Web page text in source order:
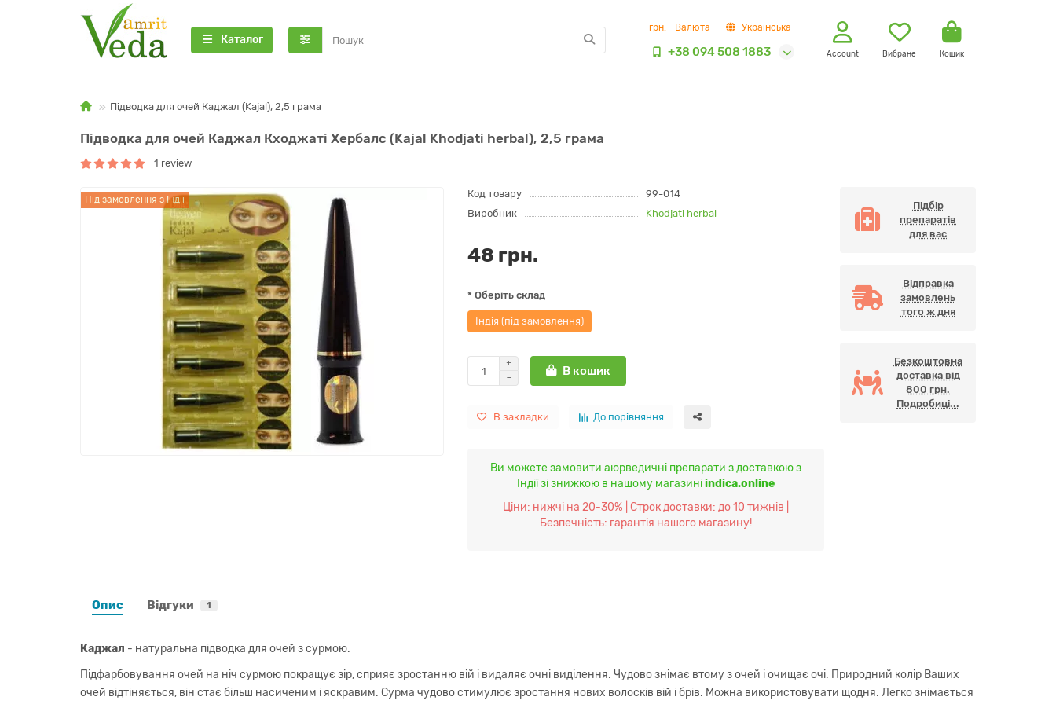
Каталог
грн. Валюта Українська
+38 094 508 1883 Account Вибране Кошик
Підводка для очей Каджал (Kajal), 2,5 грама
Підводка для очей Каджал Кходжаті Хербалс (Kajal Khodjati herbal), 2,5 грама
1 review
Під замовлення з Індії Код товару
99-014
Виробник
Khodjati herbal
48 грн.
* Оберіть склад
Індія (під замовлення)
В кошик
В закладки До порівняння
Ви можете замовити аюрведичні препарати з доставкою з
Індії зі знижкою в нашому магазиніindica.online
Ціни: нижчі на 20-30% | Строк доставки: до 10 тижнів |
Безпечність: гарантія нашого магазину!
Підбір
препаратів
для вас
Відправка
замовлень
того ж дня
Безкоштовна
доставка від
800 грн.
Подробиці...
Опис Відгуки 1
Каджал - натуральна підводка для очей з сурмою.
Підфарбовування очей на ніч сурмою покращує зір, сприяє зростанню вій і видаляє очні виділення. Чудово знімає втому з очей і очищає очі. Природний колір Ваших
очей відтіняється, він стає більш насиченим і яскравим. Сурма чудово стимулює зростання нових волосків вій і брів. Можна використовувати щодня. Легко знімається